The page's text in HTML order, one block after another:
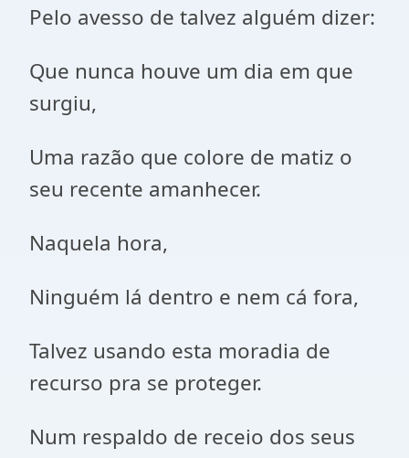
Pelo avesso de talvez alguém dizer:
Que nunca houve um dia em que
surgiu,
Uma razão que colore de matiz o
seu recente amanhecer.
Naquela hora,
Ninguém lá dentro e nem cá fora,
Talvez usando esta moradia de
recurso pra se proteger.
Num respaldo de receio dos seus